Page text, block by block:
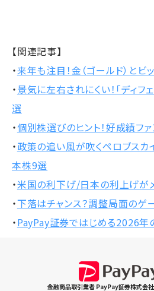
【関連記事】
・来年も注目！金（ゴールド）と
・景気に左右されにくい！「ディフ
選
・個別株選びのヒント！好成績フ
・政策の追い風が吹くペロブスカ
本株9選
・米国の利下げ/日本の利上げが
・下落はチャンス？調整局面のゲ
・PayPay証券ではじめる2026年
金融商品取引業者 PayPay証券株式会社